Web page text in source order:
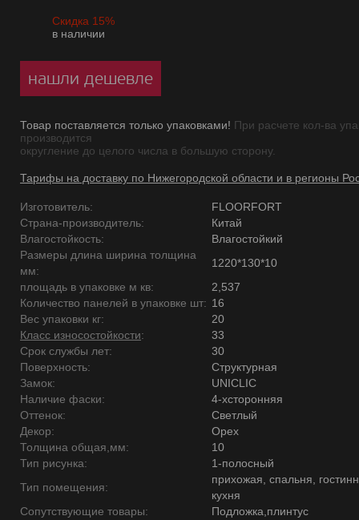
Скидка 15%
в наличии
нашли дешевле
Товар поставляется только упаковками! При расчете кол-ва
производится
округление до целого числа в большую сторону.
Тарифы на доставку по Нижегородской области и в регионы
Изготовитель:
FLOORFORT
Страна-производитель:
Китай
Влагостойкость:
Влагостойкий
Размеры длина ширина толщина
мм:
1220*130*10
площадь в упаковке м кв:
2,537
Количество панелей в упаковке шт: 16
Вес упаковки кг:
20
Класс износостойкости:
33
Срок службы лет:
30
Поверхность:
Структурная
Замок:
UNICLIC
Наличие фаски:
4-хсторонняя
Оттенок:
Светлый
Декор:
Орех
Толщина общая,мм:
10
Тип рисунка:
1-полосный
Тип помещения:
прихожая, спальня,
кухня
Сопутствующие товары:
Подложка,плинтус